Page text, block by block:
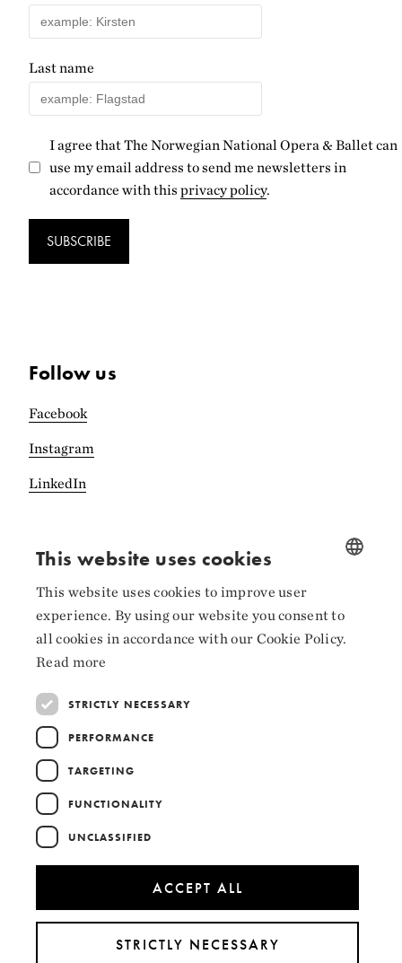
Last name
I agree that The Norwegian National Opera & Ballet can
use my email address to send me newsletters in
accordance with this privacy policy.
SUBSCRIBE
Follow us
Facebook
Instagram
LinkedIn
Collaborators NORWEGIAN
ENGLISH
This website uses cookies
This website uses cookies to improve user
experience. By using our website you consent to
all cookies in accordance with our Cookie Policy.
Read more
STRICTLY NECESSARY
PERFORMANCE
TARGETING
FUNCTIONALITY
UNCLASSIFIED
ACCEPT ALL
STRICTLY NECESSARY